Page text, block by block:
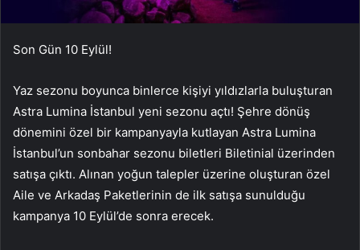
Son Gün 10 Eylül!
Yaz sezonu boyunca binlerce kişiyi yıldızlarla buluşturan
Astra Lumina İstanbul yeni sezonu açtı! Şehre dönüş
dönemini özel bir kampanyayla kutlayan Astra Lumina
İstanbul’un sonbahar sezonu biletleri Biletinial üzerinden
satışa çıktı. Alınan yoğun talepler üzerine oluşturan özel
Aile ve Arkadaş Paketlerinin de ilk satışa sunulduğu
kampanya 10 Eylül’de sonra erecek.